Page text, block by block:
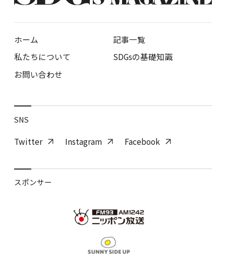
ホーム
記事一覧
私たちについて
SDGsの基礎知識
お問い合わせ
SNS
Twitter Instagram Facebook
スポンサー